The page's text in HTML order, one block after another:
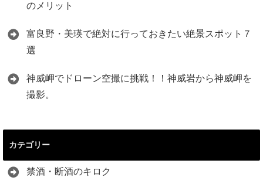
のメリット
富良野・美瑛で絶対に行っておきたい絶景スポット７
選
神威岬でドローン空撮に挑戦！！神威岩から神威岬を
撮影。
カテゴリー
禁酒・断酒のキロク